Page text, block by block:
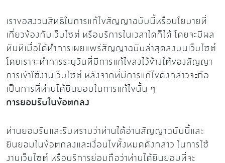
เราขอสงวนสิทธิในการแก้ไขสัญญาฉบับนี้หรือนโยบายที่
เกี่ยวข้องกับเว็บไซต์ หรือบริการในเวลาใดก็ได้ โดยจะมีผล
ทันทีเมื่อได้ทำการเผยแพร่สัญญาฉบับล่าสุดลงบนเว็บไซต์
โดยเราจะทำการระบุวันที่มีการแก้ไขลงไว้ข้างใต้ของสัญญา
การเข้าใช้งานเว็บไซต์ หลังจากที่มีการแก้ไขดังกล่าวจะถือ
เป็นการที่ท่านได้ยินยอมในการแก้ไขนั้น ๆ
การยอมรับในข้อตกลง
ท่านยอมรับและรับทราบว่าท่านได้อ่านสัญญาฉบับนี้และ
ยินยอมในข้อตกลงและเงื่อนไขทั้งหมดดังกล่าว ในการใช้
งานเว็บไซต์ หรือบริการย่อมถือว่าท่านได้ยินยอมที่จะ